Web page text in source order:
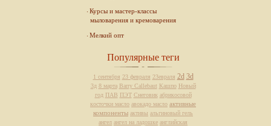
Курсы и мастер-классы
мыловарения и кремоварения
Мелкий опт
Популярные теги
1 сентября 23 февраля 23евраля 2d 3d
3д 8 марта Barry Callebaut Кашпо Новый
год ПАВ ПЭТ Снеговик абрикосовой
косточки масло авокадо масло активные
компоненты активы альгиновый гель
ангел ангел на ладошке английская